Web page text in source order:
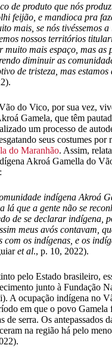
de produto que nós
feijão, e mandioca pra
mais, se nós tivéssemos
nossos territórios
muito mais espaço, mas as
diminuir as
de tristeza, mas
do Vico, por sua vez,
Gamela, que têm
um processo de
seus costumes por
do Maranhão. Assim,
Akroá Gamella do
indígena Akroá
lá que a gente não se
de se declarar indígena,
meus avós contavam,
com os indígenas, e os
et al., p. 10, 2022).
pelo Estado brasileiro,
junto à Fundação
A ocupação indígena no
em que o povo Gamela
de serra. Os antepassados
na região há pelo